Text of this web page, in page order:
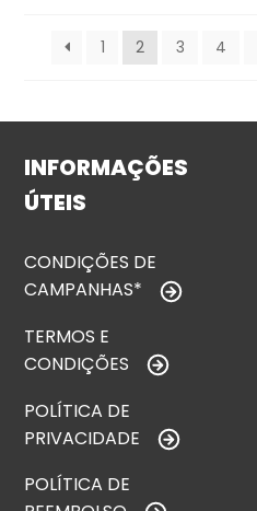
1 2 3 4
INFORMAÇÕES
ÚTEIS
CONDIÇÕES DE
CAMPANHAS*
TERMOS E
CONDIÇÕES
POLÍTICA DE
PRIVACIDADE
POLÍTICA DE